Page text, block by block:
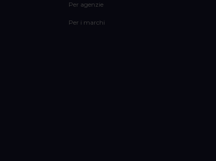
Per agenzie
Per i marchi